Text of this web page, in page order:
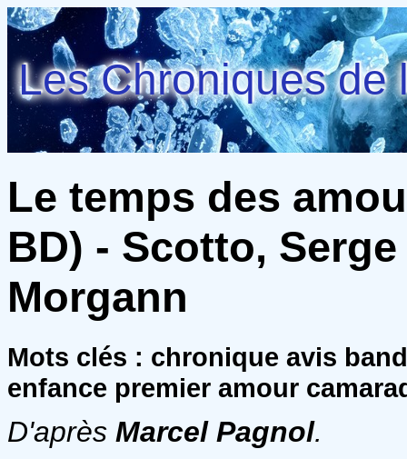
Les Chroniques de
Le temps des
BD) - Scotto,
Morgann
Mots clés : chronique avis
enfance premier amour
D'après Marcel Pagnol.